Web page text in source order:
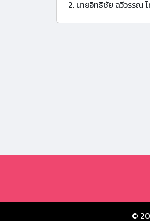
2. นายอิทธิชัย ฉวีวรรณ
©